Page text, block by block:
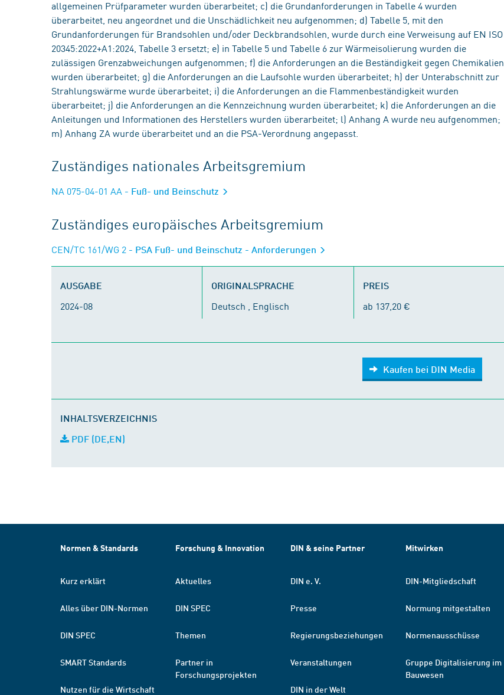
allgemeinen Prüfparameter wurden überarbeitet; c) die Grundanforderungen in Tabelle 4 wurden
überarbeitet, neu angeordnet und die Unschädlichkeit neu aufgenommen; d) Tabelle 5, mit den
Grundanforderungen für Brandsohlen und/oder Deckbrandsohlen, wurde durch eine Verweisung auf EN ISO
20345:2022+A1:2024, Tabelle 3 ersetzt; e) in Tabelle 5 und Tabelle 6 zur Wärmeisolierung wurden die
zulässigen Grenzabweichungen aufgenommen; f) die Anforderungen an die Beständigkeit gegen Chemikalien
wurden überarbeitet; g) die Anforderungen an die Laufsohle wurden überarbeitet; h) der Unterabschnitt zur
Strahlungswärme wurde überarbeitet; i) die Anforderungen an die Flammenbeständigkeit wurden
überarbeitet; j) die Anforderungen an die Kennzeichnung wurden überarbeitet; k) die Anforderungen an die
Anleitungen und Informationen des Herstellers wurden überarbeitet; l) Anhang A wurde neu aufgenommen;
m) Anhang ZA wurde überarbeitet und an die PSA-Verordnung angepasst.
Zuständiges nationales Arbeitsgremium
NA 075-04-01 AA - Fuß- und Beinschutz
Zuständiges europäisches Arbeitsgremium
CEN/TC 161/WG 2 - PSA Fuß- und Beinschutz - Anforderungen
AUSGABE
2024-08
ORIGINALSPRACHE
Deutsch , Englisch
PREIS
ab 137,20 €
Kaufen bei DIN Media
INHALTSVERZEICHNIS
PDF (DE,EN)
Normen & Standards
Kurz erklärt
Alles über DIN-Normen
DIN SPEC
SMART Standards
Nutzen für die Wirtschaft
Forschung & Innovation
Aktuelles
DIN SPEC
Themen
Partner in
Forschungsprojekten
DIN & seine Partner
DIN e. V.
Presse
Regierungsbeziehungen
Veranstaltungen
DIN in der Welt
Mitwirken
DIN-Mitgliedschaft
Normung mitgestalten
Normenausschüsse
Gruppe Digitalisierung im
Bauwesen